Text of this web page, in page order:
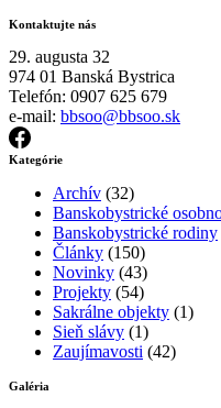
Kontaktujte nás
29. augusta 32
974 01 Banská Bystrica
Telefón: 0907 625 679
e-mail: bbsoo@bbsoo.sk
Kategórie
Archív (32)
Banskobystrické
Banskobystrické rodiny
Články (150)
Novinky (43)
Projekty (54)
Sakrálne objekty (1)
Sieň slávy (1)
Zaujímavosti (42)
Galéria